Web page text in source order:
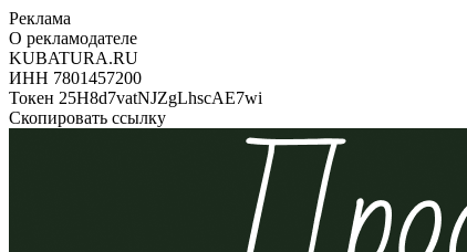
Реклама
О рекламодателе
KUBATURA.RU
ИНН 7801457200
Токен 25H8d7vatNJZgLhscAE7wi
Скопировать ссылку